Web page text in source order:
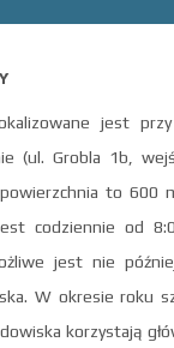
jest
(ul. Grobla 1b,
to 600
codziennie od
jest nie
W okresie roku
korzystają